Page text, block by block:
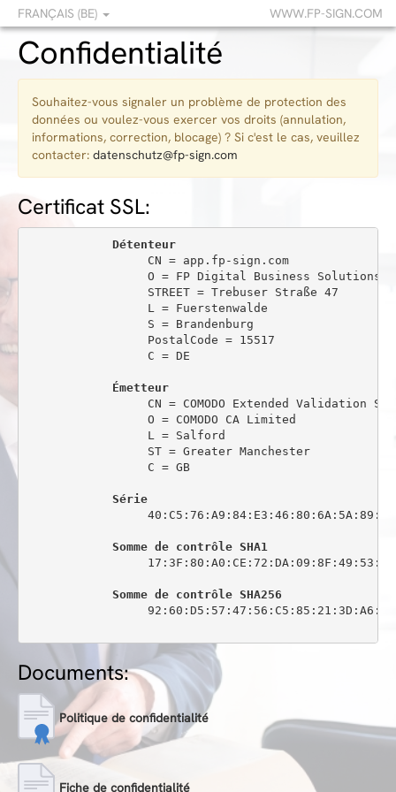
FRANÇAIS (BE) WWW.FP-SIGN.COM
Confidentialité
Souhaitez-vous signaler un problème de protection des
données ou voulez-vous exercer vos droits (annulation,
informations, correction, blocage) ? Si c'est le cas, veuillez
contacter: datenschutz@fp-sign.com
Certificat SSL:
Détenteur
                 CN = app.fp-sign.com
O = FP Digital Business Solutions
                 STREET = Trebuser Straße 47
                 L = Fuerstenwalde
                 S = Brandenburg
                 PostalCode = 15517
                 C = DE
Émetteur
CN = COMODO Extended Validation
                 O = COMODO CA Limited
                 L = Salford
                 ST = Greater Manchester
                 C = GB
Série
Somme de contrôle SHA1
Somme de contrôle SHA256
Documents:
Politique de confidentialité
Fiche de confidentialité